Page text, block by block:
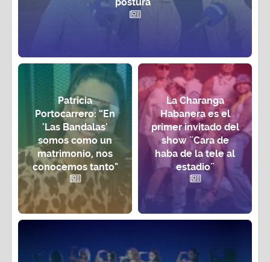
Patricia
Portocarrero: “En
'Las Bandalas'
somos como un
matrimonio, nos
conocemos tanto"
La Charanga
Habanera es el
primer invitado del
show ¨Cara de
haba de la tele al
estadio¨